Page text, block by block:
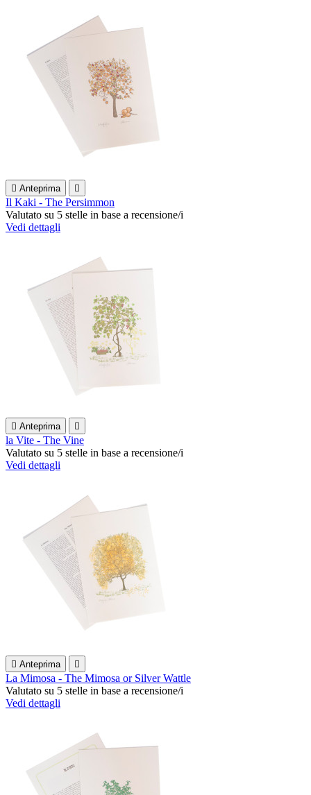
 Anteprima 
Il Kaki - The Persimmon
Valutato su 5 stelle in base a recensione/i
Vedi dettagli
 Anteprima 
la Vite - The Vine
Valutato su 5 stelle in base a recensione/i
Vedi dettagli
 Anteprima 
La Mimosa - The Mimosa or Silver Wattle
Valutato su 5 stelle in base a recensione/i
Vedi dettagli